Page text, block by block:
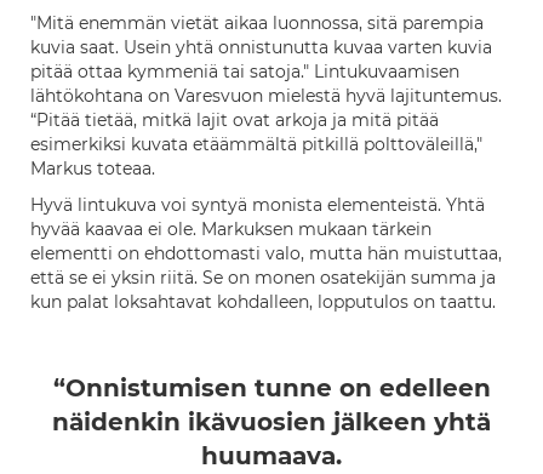
"Mitä enemmän vietät aikaa luonnossa, sitä parempia
kuvia saat. Usein yhtä onnistunutta kuvaa varten kuvia
pitää ottaa kymmeniä tai satoja." Lintukuvaamisen
lähtökohtana on Varesvuon mielestä hyvä lajituntemus.
“Pitää tietää, mitkä lajit ovat arkoja ja mitä pitää
esimerkiksi kuvata etäämmältä pitkillä polttoväleillä,"
Markus toteaa.
Hyvä lintukuva voi syntyä monista elementeistä. Yhtä
hyvää kaavaa ei ole. Markuksen mukaan tärkein
elementti on ehdottomasti valo, mutta hän muistuttaa,
että se ei yksin riitä. Se on monen osatekijän summa ja
kun palat loksahtavat kohdalleen, lopputulos on taattu.
“Onnistumisen tunne on edelleen
näidenkin ikävuosien jälkeen yhtä
huumaava.